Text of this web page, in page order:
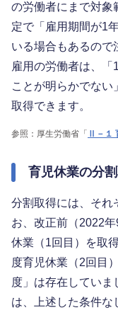
の労働者にまで対象
定で「雇用期間が1
いる場合もあるので
雇用の労働者は、「
ことが明らかでない
取得できます。
参照：厚生労働省「 Ⅱ－１
育児休業の分
分割取得には、それ
お、改正前（2022
休業（1回目）を取
度育児休業（2回目
度」は存在してい
は、上述した条件な